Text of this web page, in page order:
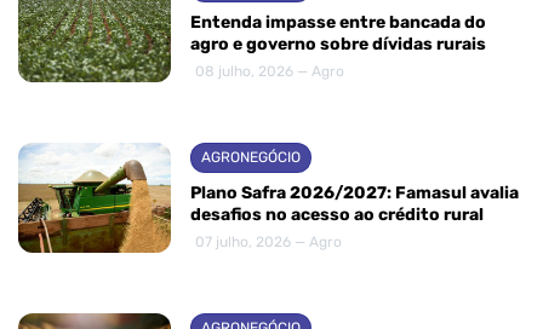
Entenda impasse entre bancada do
agro e governo sobre dívidas rurais
08 julho, 2026 — Agro
AGRONEGÓCIO
Plano Safra 2026/2027: Famasul avalia
desafios no acesso ao crédito rural
07 julho, 2026 — Agro